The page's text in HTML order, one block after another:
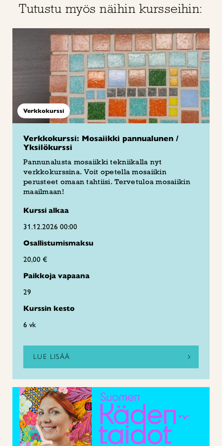
Tutustu myös näihin kursseihin:
Verkkokurssi
Verkkokurssi: Mosaiikki pannualunen /
Yksilökurssi
Pannunalusta mosaiikki tekniikalla nyt
verkkokurssina. Voit opetella mosaiikin
perusteet omaan tahtiisi. Tervetuloa mosaiikin
maailmaan!
Kurssi alkaa
31.12.2026 00:00
Osallistumismaksu
20,00 €
Paikkoja vapaana
29
Kurssin kesto
6 vk
LUE LISÄÄ